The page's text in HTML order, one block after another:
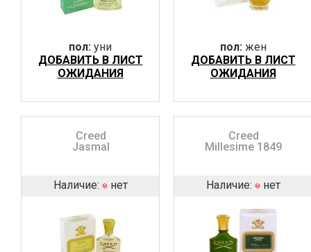
пол: уни
ДОБАВИТЬ В ЛИСТ
ОЖИДАНИЯ
пол: жен
ДОБАВИТЬ В ЛИСТ
ОЖИДАНИЯ
Creed
Jasmal
Наличие: нет
Creed
Millesime 1849
Наличие: нет